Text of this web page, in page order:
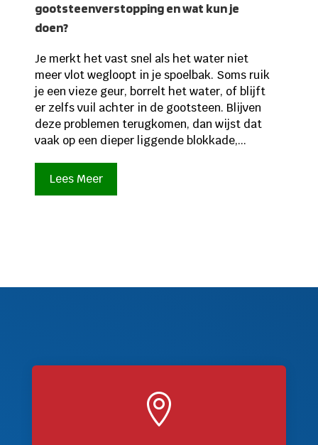
gootsteenverstopping en wat kun je
doen?
Je merkt het vast snel als het water niet
meer vlot wegloopt in je spoelbak. Soms ruik
je een vieze geur, borrelt het water, of blijft
er zelfs vuil achter in de gootsteen. Blijven
deze problemen terugkomen, dan wijst dat
vaak op een dieper liggende blokkade,...
Lees Meer
